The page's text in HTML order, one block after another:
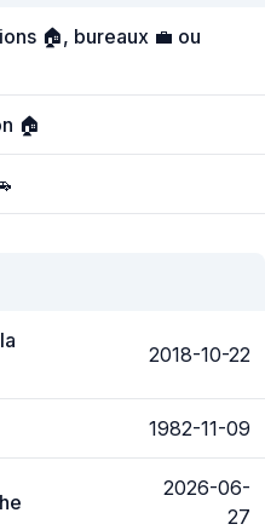
🏠, bureaux 💼 ou
🏠
2018-10-22
1982-11-09
2026-06-
27